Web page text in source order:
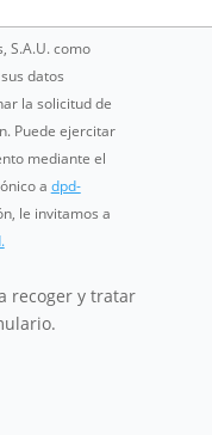
S.A.U. como
datos
la solicitud de
Puede ejercitar
mediante el
a dpd-
le invitamos a
recoger y tratar